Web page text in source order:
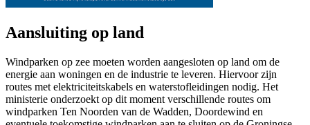
Aansluiting op land
Windparken op zee moeten worden aangesloten op land om de
energie aan woningen en de industrie te leveren. Hiervoor zijn
routes met elektriciteitskabels en waterstofleidingen nodig. Het
ministerie onderzoekt op dit moment verschillende routes om
windparken Ten Noorden van de Wadden, Doordewind en